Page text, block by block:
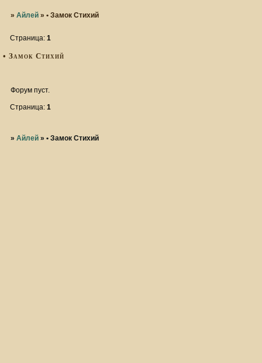
»Айлей »• Замок Стихий
• Замок Стихий
Страница:1
Форум пуст.
Страница:1
»Айлей »• Замок Стихий